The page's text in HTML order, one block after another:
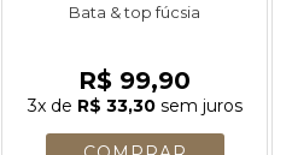
Bata & top fúcsia
R$ 99,90
3xde R$ 33,30sem juros